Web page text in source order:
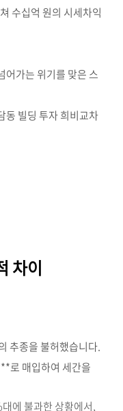
수십억 원의 시세차익
어가는 위기를 맞은 스
동 빌딩 투자 희비교차
차이
추종을 불허했습니다.
로 매입하여 세간을
에 불과한 상황에서,